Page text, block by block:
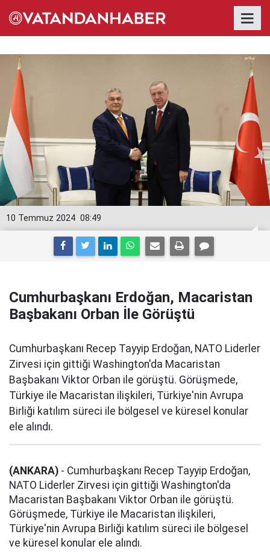
08:49
10 Temmuz 2024
Cumhurbaşkanı Erdoğan, Macaristan
Başbakanı Orban İle Görüştü
Cumhurbaşkanı Recep Tayyip Erdoğan, NATO Liderler
Zirvesi için gittiği Washington'da Macaristan
Başbakanı Viktor Orban ile görüştü. Görüşmede,
Türkiye ile Macaristan ilişkileri, Türkiye'nin Avrupa
Birliği katılım süreci ile bölgesel ve küresel konular
ele alındı.
(ANKARA) - Cumhurbaşkanı Recep Tayyip Erdoğan,
NATO Liderler Zirvesi için gittiği Washington'da
Macaristan Başbakanı Viktor Orban ile görüştü.
Görüşmede, Türkiye ile Macaristan ilişkileri,
Türkiye'nin Avrupa Birliği katılım süreci ile bölgesel
ve küresel konular ele alındı.